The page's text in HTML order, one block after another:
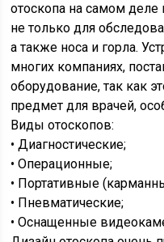
отоскопа на самом деле
не только для
а также носа и горла.
многих компаниях,
оборудование, так как
предмет для врачей,
Виды отоскопов:
• Диагностические;
• Операционные;
• Портативные
• Пневматические;
• Оснащенные